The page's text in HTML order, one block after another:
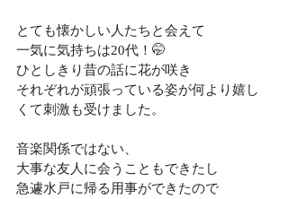
とても懐かしい人たちと会えて
一気に気持ちは20代！🤭
ひとしきり昔の話に花が咲き
それぞれが頑張っている姿が何より嬉し
くて刺激も受けました。
音楽関係ではない、
大事な友人に会うこともできたし
急遽水戸に帰る用事ができたので